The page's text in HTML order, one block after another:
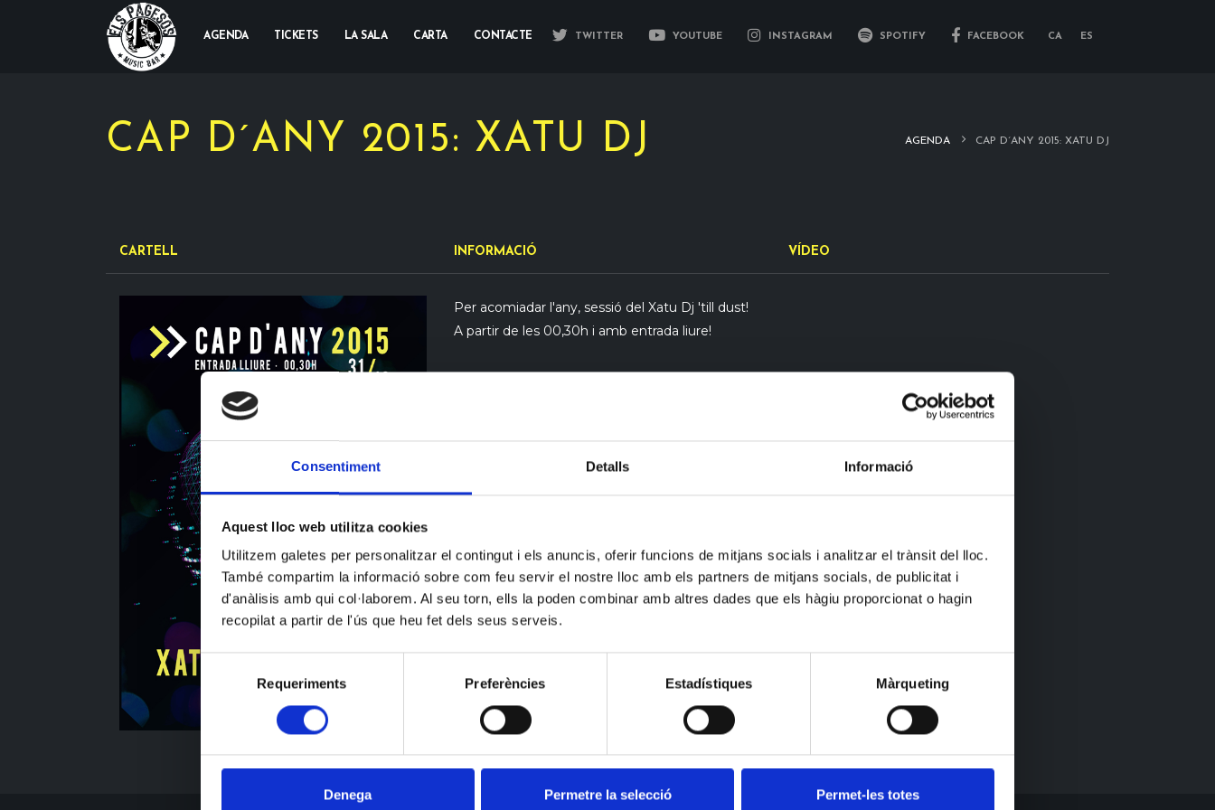
Consentiment Detalls Informació
Aquest lloc web utilitza cookies
Utilitzem galetes per personalitzar el contingut i els anuncis, oferir funcions de mitjans socials i analitzar el trànsit del lloc.
També compartim la informació sobre com feu servir el nostre lloc amb els partners de mitjans socials, de publicitat i
d'anàlisis amb qui col·laborem. Al seu torn, ells la poden combinar amb altres dades que els hàgiu proporcionat o hagin
recopilat a partir de l'ús que heu fet dels seus serveis.
Selecció
de
Requeriments Preferències Estadístiques Màrqueting
Denega Permetre la selecció Permet-les totes
AGENDA TICKETS LA SALA CARTA CONTACTE TWITTER YOUTUBE INSTAGRAM SPOTIFY FACEBOOK CA ES
CAP D´ANY 2015: XATU DJ AGENDA CAP D´ANY 2015: XATU DJ
CARTELL INFORMACIÓ VÍDEO
Per acomiadar l'any, sessió del Xatu Dj 'till dust!
A partir de les 00,30h i amb entrada liure!